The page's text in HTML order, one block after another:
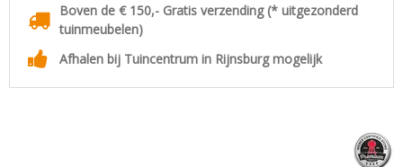
Boven de € 150,- Gratis verzending (* uitgezonderd
tuinmeubelen)
Afhalen bij Tuincentrum in Rijnsburg mogelijk